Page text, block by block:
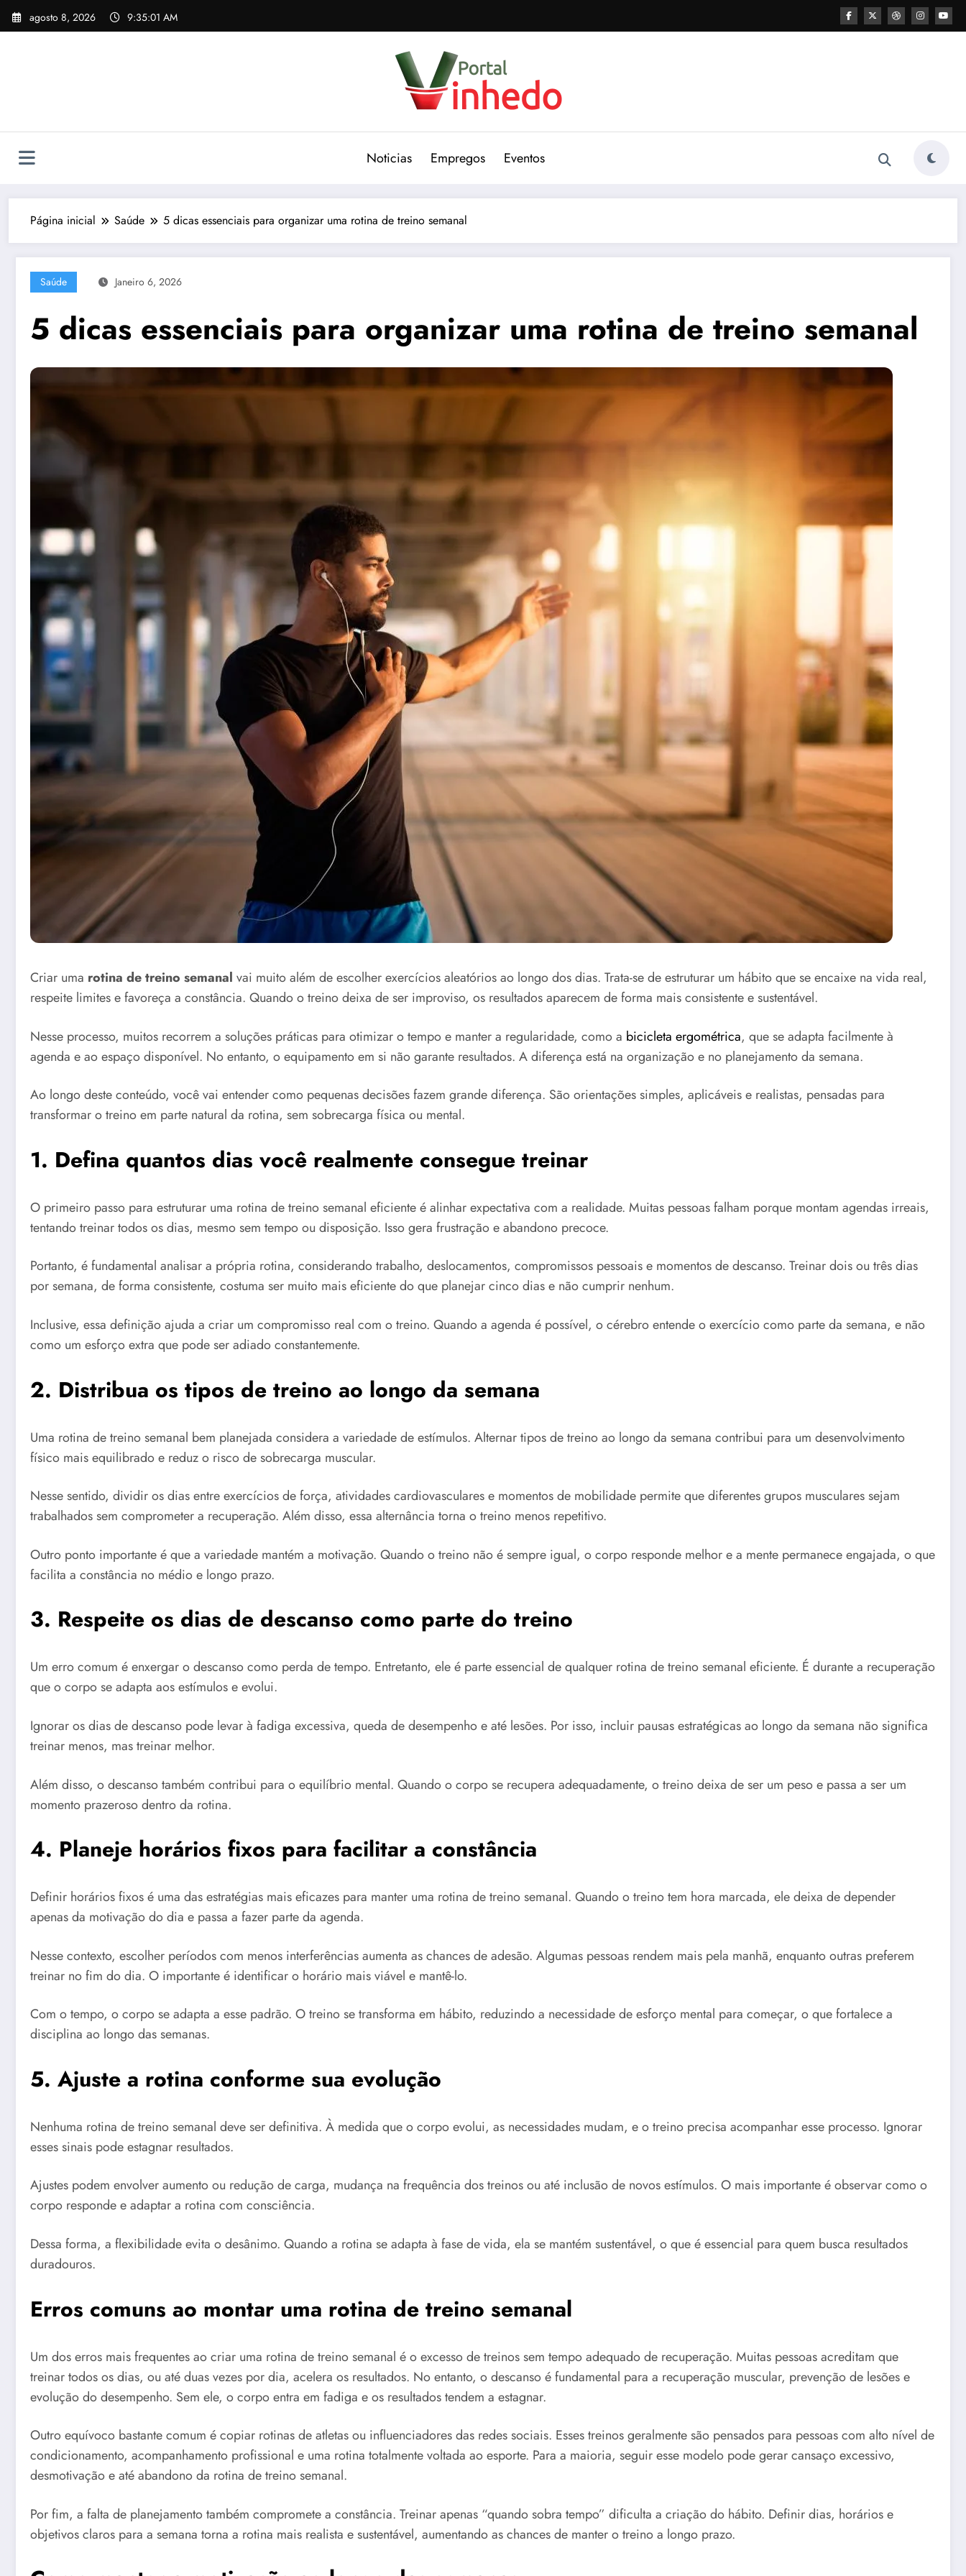
Pular
para
agosto 8, 2026 9:35:03 AM
Noticias Empregos Eventos
Página inicial Saúde 5 dicas essenciais para organizar uma rotina de treino semanal
Saúde Janeiro 6, 2026
5 dicas essenciais para organizar uma rotina de treino semanal
Criar uma rotina de treino semanal vai muito além de escolher exercícios aleatórios ao longo dos dias. Trata-se de estruturar um hábito que se encaixe na vida real,
respeite limites e favoreça a constância. Quando o treino deixa de ser improviso, os resultados aparecem de forma mais consistente e sustentável.
Nesse processo, muitos recorrem a soluções práticas para otimizar o tempo e manter a regularidade, como a bicicleta ergométrica, que se adapta facilmente à
agenda e ao espaço disponível. No entanto, o equipamento em si não garante resultados. A diferença está na organização e no planejamento da semana.
Ao longo deste conteúdo, você vai entender como pequenas decisões fazem grande diferença. São orientações simples, aplicáveis e realistas, pensadas para
transformar o treino em parte natural da rotina, sem sobrecarga física ou mental.
1. Defina quantos dias você realmente consegue treinar
O primeiro passo para estruturar uma rotina de treino semanal eficiente é alinhar expectativa com a realidade. Muitas pessoas falham porque montam agendas irreais,
tentando treinar todos os dias, mesmo sem tempo ou disposição. Isso gera frustração e abandono precoce.
Portanto, é fundamental analisar a própria rotina, considerando trabalho, deslocamentos, compromissos pessoais e momentos de descanso. Treinar dois ou três dias
por semana, de forma consistente, costuma ser muito mais eficiente do que planejar cinco dias e não cumprir nenhum.
Inclusive, essa definição ajuda a criar um compromisso real com o treino. Quando a agenda é possível, o cérebro entende o exercício como parte da semana, e não
como um esforço extra que pode ser adiado constantemente.
2. Distribua os tipos de treino ao longo da semana
Uma rotina de treino semanal bem planejada considera a variedade de estímulos. Alternar tipos de treino ao longo da semana contribui para um desenvolvimento
físico mais equilibrado e reduz o risco de sobrecarga muscular.
Nesse sentido, dividir os dias entre exercícios de força, atividades cardiovasculares e momentos de mobilidade permite que diferentes grupos musculares sejam
trabalhados sem comprometer a recuperação. Além disso, essa alternância torna o treino menos repetitivo.
Outro ponto importante é que a variedade mantém a motivação. Quando o treino não é sempre igual, o corpo responde melhor e a mente permanece engajada, o que
facilita a constância no médio e longo prazo.
3. Respeite os dias de descanso como parte do treino
Um erro comum é enxergar o descanso como perda de tempo. Entretanto, ele é parte essencial de qualquer rotina de treino semanal eficiente. É durante a recuperação
que o corpo se adapta aos estímulos e evolui.
Ignorar os dias de descanso pode levar à fadiga excessiva, queda de desempenho e até lesões. Por isso, incluir pausas estratégicas ao longo da semana não significa
treinar menos, mas treinar melhor.
Além disso, o descanso também contribui para o equilíbrio mental. Quando o corpo se recupera adequadamente, o treino deixa de ser um peso e passa a ser um
momento prazeroso dentro da rotina.
4. Planeje horários fixos para facilitar a constância
Definir horários fixos é uma das estratégias mais eficazes para manter uma rotina de treino semanal. Quando o treino tem hora marcada, ele deixa de depender
apenas da motivação do dia e passa a fazer parte da agenda.
Nesse contexto, escolher períodos com menos interferências aumenta as chances de adesão. Algumas pessoas rendem mais pela manhã, enquanto outras preferem
treinar no fim do dia. O importante é identificar o horário mais viável e mantê-lo.
Com o tempo, o corpo se adapta a esse padrão. O treino se transforma em hábito, reduzindo a necessidade de esforço mental para começar, o que fortalece a
disciplina ao longo das semanas.
5. Ajuste a rotina conforme sua evolução
Nenhuma rotina de treino semanal deve ser definitiva. À medida que o corpo evolui, as necessidades mudam, e o treino precisa acompanhar esse processo. Ignorar
esses sinais pode estagnar resultados.
Ajustes podem envolver aumento ou redução de carga, mudança na frequência dos treinos ou até inclusão de novos estímulos. O mais importante é observar como o
corpo responde e adaptar a rotina com consciência.
Dessa forma, a flexibilidade evita o desânimo. Quando a rotina se adapta à fase de vida, ela se mantém sustentável, o que é essencial para quem busca resultados
duradouros.
Erros comuns ao montar uma rotina de treino semanal
Um dos erros mais frequentes ao criar uma rotina de treino semanal é o excesso de treinos sem tempo adequado de recuperação. Muitas pessoas acreditam que
treinar todos os dias, ou até duas vezes por dia, acelera os resultados. No entanto, o descanso é fundamental para a recuperação muscular, prevenção de lesões e
evolução do desempenho. Sem ele, o corpo entra em fadiga e os resultados tendem a estagnar.
Outro equívoco bastante comum é copiar rotinas de atletas ou influenciadores das redes sociais. Esses treinos geralmente são pensados para pessoas com alto nível de
condicionamento, acompanhamento profissional e uma rotina totalmente voltada ao esporte. Para a maioria, seguir esse modelo pode gerar cansaço excessivo,
desmotivação e até abandono da rotina de treino semanal.
Por fim, a falta de planejamento também compromete a constância. Treinar apenas “quando sobra tempo” dificulta a criação do hábito. Definir dias, horários e
objetivos claros para a semana torna a rotina mais realista e sustentável, aumentando as chances de manter o treino a longo prazo.